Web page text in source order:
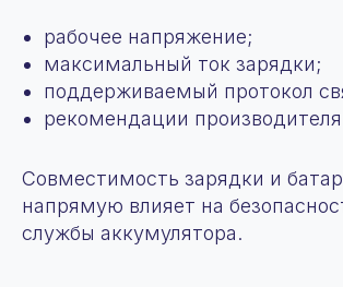
рабочее напряжение;
максимальный ток зарядки;
поддерживаемый протокол
рекомендации
Совместимость зарядки и
напрямую влияет на
службы аккумулятора.